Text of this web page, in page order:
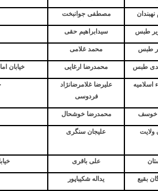
مصطفی جوانبخت
طبس سیدابراهیم حقی
طبس محمد غلامی
طبس محمدرضا ارغایی خیابان
اسلامیه
علیرضا غلامرضانژاد
فردوسی
خوسف محمدرضا خوشحال
ولایت علیجان سنگری
علی باقری
بقیع یداله شکیباپور